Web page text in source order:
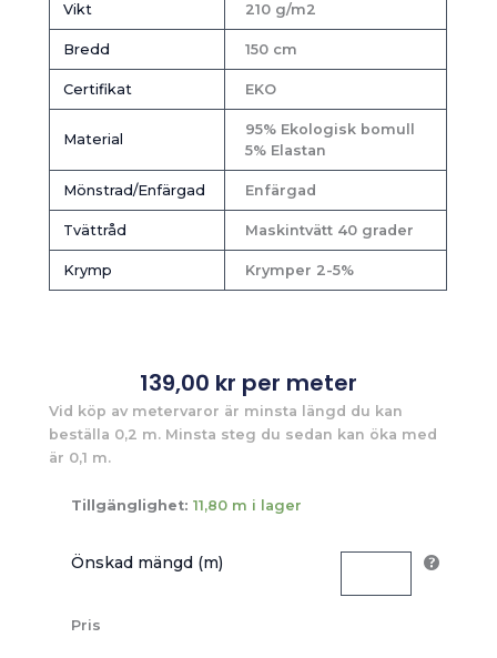
Vikt 210 g/m2
Bredd 150 cm
Certifikat EKO
Material
95% Ekologisk bomull
5% Elastan
Mönstrad/Enfärgad Enfärgad
Tvättråd Maskintvätt 40 grader
Krymp Krymper 2-5%
139,00 kr per meter
Vid köp av metervaror är minsta längd du kan
beställa 0,2 m. Minsta steg du sedan kan öka med
är 0,1 m.
Tillgänglighet: 11,80 m i lager
Önskad mängd (m)
Pris